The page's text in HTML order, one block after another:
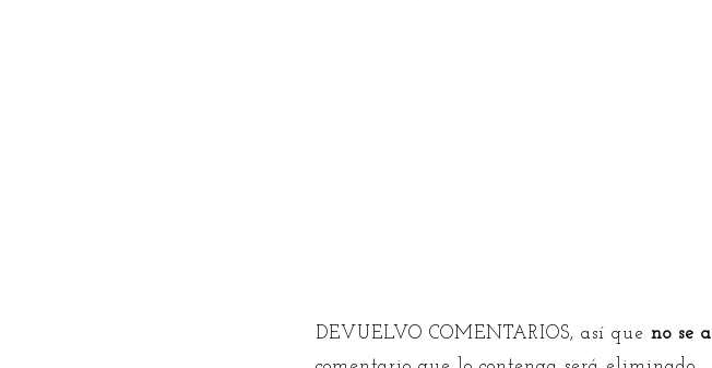
DEVUELVO COMENTARIOS, así queno se